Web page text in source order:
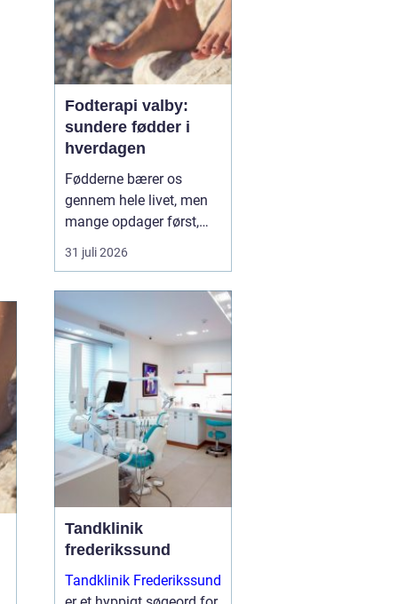
brugt v...
Fodterapi valby:
sundere fødder i
hverdagen
Fødderne bærer os
gennem hele livet, men
mange opdager først,
hvor vigtige de er, når
smerter, hård hud eller
opstår. Professionel
fodterapi kan forebygge,
lindre og behandle
mange af de gener, som
både unge, voksne og
ældre opl...
31 juli 2026
Tandklinik
frederikssund
Tandklinik Frederikssund